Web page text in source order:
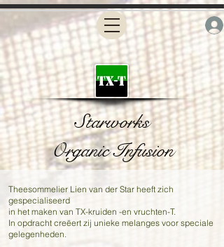
Starworks
OrganicInfusion
Theesommelier Lien van der Star heeft zich
gespecialiseerd
in het maken van TX-kruiden -en vruchten-T.
In opdracht creëert zij unieke melanges voor speciale
gelegenheden.